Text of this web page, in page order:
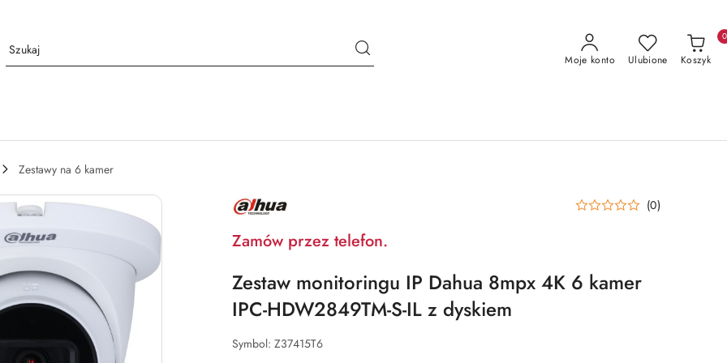
Moje konto Ulubione Koszyk
0
Zestawy na 6 kamer
NAZWA
PRODUCENTA: (0)
Zamów przez telefon.
Zestaw monitoringu IP Dahua 8mpx 4K 6 kamer
IPC-HDW2849TM-S-IL z dyskiem
Symbol: Z37415T6